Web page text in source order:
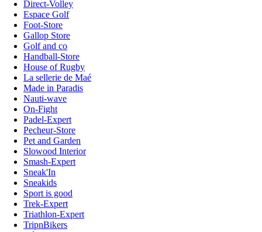
Direct-Volley
Espace Golf
Foot-Store
Gallop Store
Golf and co
Handball-Store
House of Rugby
La sellerie de Maé
Made in Paradis
Nauti-wave
On-Fight
Padel-Expert
Pecheur-Store
Pet and Garden
Slowood Interior
Smash-Expert
Sneak'In
Sneakids
Sport is good
Trek-Expert
Triathlon-Expert
TripnBikers